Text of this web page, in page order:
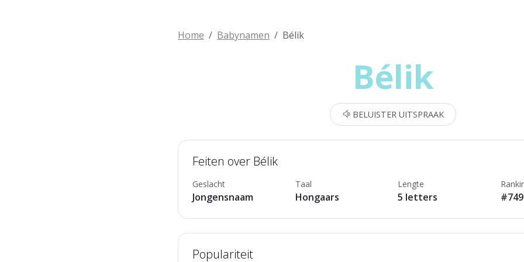
Home Babynamen Bélik
Bélik
BELUISTER UITSPRAAK
Feiten over Bélik
Geslacht
Jongensnaam
Taal
Hongaars
Lengte
5 letters
Populariteit